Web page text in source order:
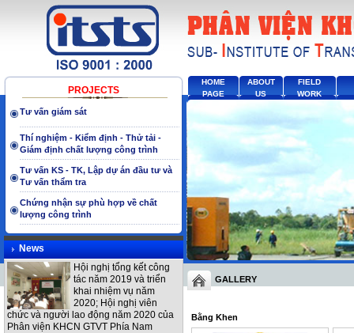
PROJECTS
Tư vấn giám sát
Thí nghiệm - Kiểm định - Thử tải -
Giám định chất lượng công trình
Tư vấn KS - TK, Lập dự án đầu tư và
Tư vấn thẩm tra
Chứng nhận sự phù hợp về chất
lượng công trình
News
Hội nghị tổng kết công
tác năm 2019 và triển
khai nhiệm vụ năm
2020; Hội nghị viên
chức và người lao động năm 2020 của
Phân viện KHCN GTVT Phía Nam
HOME
PAGE
ABOUT
US
FIELD
WORK
GALLERY
Bằng Khen